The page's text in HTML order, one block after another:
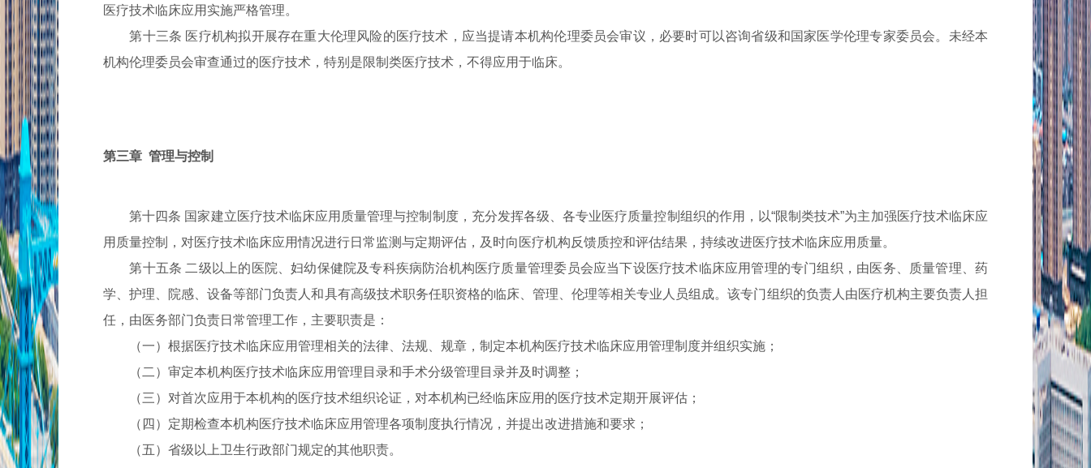
医疗技术临床应用实施严格管理。
第十三条 医疗机构拟开展存在重大伦理风险的医疗技术，应当提请本机构伦理委员会审议，必要时可以咨询省级和国家医学伦理专家委员会。未经本
机构伦理委员会审查通过的医疗技术，特别是限制类医疗技术，不得应用于临床。
第三章 管理与控制
第十四条 国家建立医疗技术临床应用质量管理与控制制度，充分发挥各级、各专业医疗质量控制组织的作用，以“限制类技术”为主加强医疗技术临床应
用质量控制，对医疗技术临床应用情况进行日常监测与定期评估，及时向医疗机构反馈质控和评估结果，持续改进医疗技术临床应用质量。
第十五条 二级以上的医院、妇幼保健院及专科疾病防治机构医疗质量管理委员会应当下设医疗技术临床应用管理的专门组织，由医务、质量管理、药
学、护理、院感、设备等部门负责人和具有高级技术职务任职资格的临床、管理、伦理等相关专业人员组成。该专门组织的负责人由医疗机构主要负责人担
任，由医务部门负责日常管理工作，主要职责是：
（一）根据医疗技术临床应用管理相关的法律、法规、规章，制定本机构医疗技术临床应用管理制度并组织实施；
（二）审定本机构医疗技术临床应用管理目录和手术分级管理目录并及时调整；
（三）对首次应用于本机构的医疗技术组织论证，对本机构已经临床应用的医疗技术定期开展评估；
（四）定期检查本机构医疗技术临床应用管理各项制度执行情况，并提出改进措施和要求；
（五）省级以上卫生行政部门规定的其他职责。